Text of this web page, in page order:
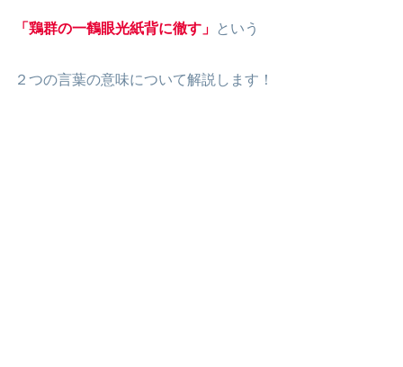
「鶏群の一鶴眼光紙背に徹す」 という
２つの言葉の意味について解説します！